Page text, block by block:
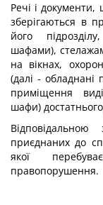
Речі і
зберігаються в
його
шафами),
на вікнах,
(далі - обладнані
приміщення
шафи)
приєднаних до
якої
правопорушення.